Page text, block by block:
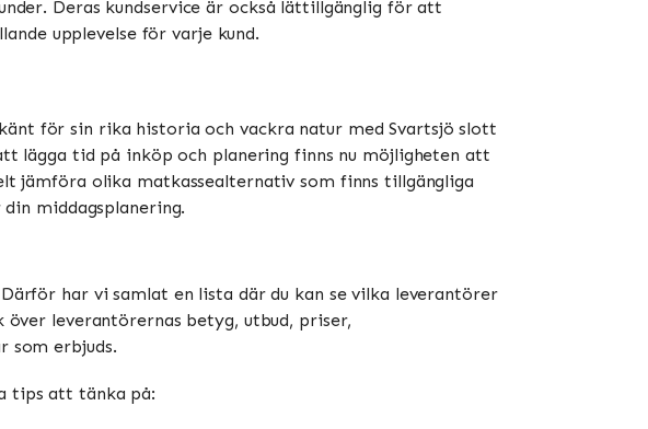
Deras kundservice är också lättillgänglig för att
upplevelse för varje kund.
för sin rika historia och vackra natur med Svartsjö slott
lägga tid på inköp och planering finns nu möjligheten att
jämföra olika matkassealternativ som finns tillgängliga
middagsplanering.
har vi samlat en lista där du kan se vilka leverantörer
leverantörernas betyg, utbud, priser,
som erbjuds.
tips att tänka på: